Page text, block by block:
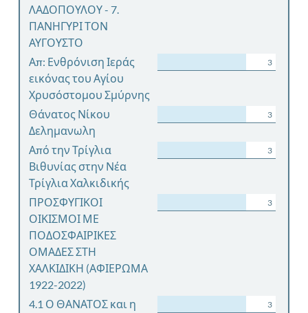
ΛΑΔΟΠΟΥΛΟΥ - 7.
ΠΑΝΗΓΥΡΙ ΤΟΝ
ΑΥΓΟΥΣΤΟ
Απ: Ενθρόνιση Ιεράς
εικόνας του Αγίου
Χρυσόστομου Σμύρνης
3
Θάνατος Νίκου
Δελημανωλη
3
Από την Τρίγλια
Βιθυνίας στην Νέα
Τρίγλια Χαλκιδικής
3
ΠΡΟΣΦΥΓΙΚΟΙ
ΟΙΚΙΣΜΟΙ ΜΕ
ΠΟΔΟΣΦΑΙΡΙΚΕΣ
ΟΜΑΔΕΣ ΣΤΗ
ΧΑΛΚΙΔΙΚΗ (ΑΦΙΕΡΩΜΑ
1922-2022)
3
4.1 Ο ΘΑΝΑΤΟΣ και η
3